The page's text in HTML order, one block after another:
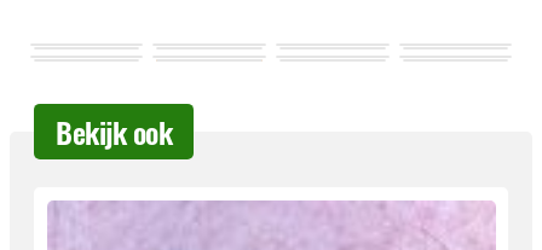
Bekijk ook